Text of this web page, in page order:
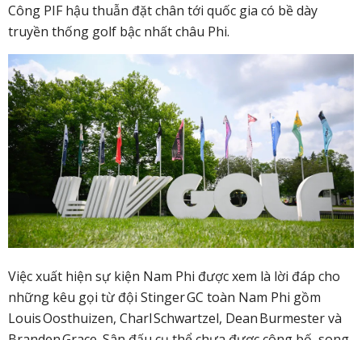
Công PIF hậu thuẫn đặt chân tới quốc gia có bề dày
truyền thống golf bậc nhất châu Phi.
Việc xuất hiện sự kiện Nam Phi được xem là lời đáp cho
những kêu gọi từ đội Stinger GC toàn Nam Phi gồm
Louis Oosthuizen, Charl Schwartzel, Dean Burmester và